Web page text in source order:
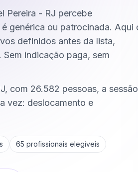
Pereira - RJ percebe
genérica ou patrocinada. Aqui
definidos antes da lista,
indicação paga, sem
com 26.582 pessoas, a sessão
vez: deslocamento e
65 profissionais elegíveis